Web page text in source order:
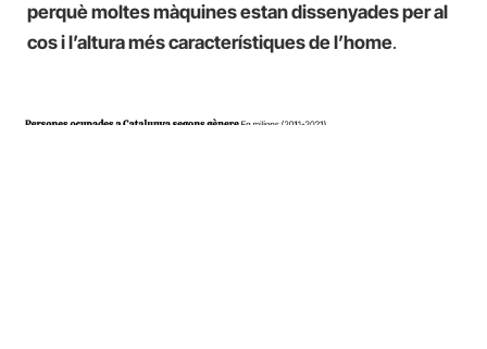
perquè moltes màquines estan dissenyades per al
cos i l’altura més característiques de l’home.